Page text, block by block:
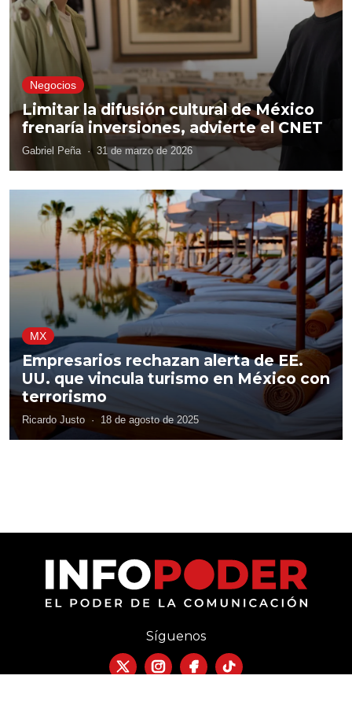
Negocios
Limitar la difusión cultural de México
frenaría inversiones, advierte el CNET
Gabriel Peña · 31 de marzo de 2026
MX
Empresarios rechazan alerta de EE.
UU. que vincula turismo en México con
terrorismo
Ricardo Justo · 18 de agosto de 2025
Síguenos